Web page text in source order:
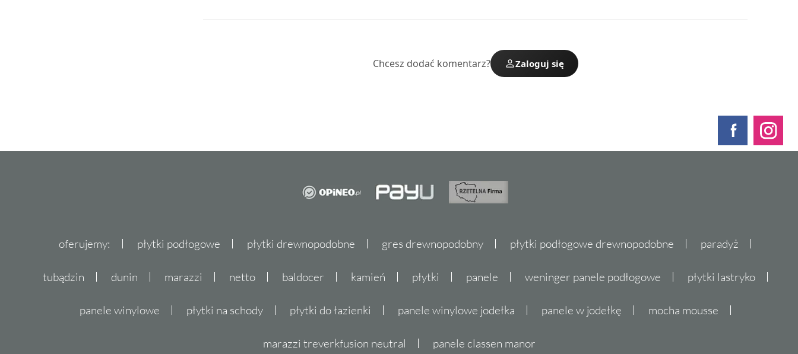
Chcesz dodać komentarz? Zaloguj się
oferujemy: płytki podłogowe płytki drewnopodobne gres drewnopodobny płytki podłogowe drewnopodobne paradyż
tubądzin dunin marazzi netto baldocer kamień płytki panele weninger panele podłogowe płytki lastryko
panele winylowe płytki na schody płytki do łazienki panele winylowe jodełka panele w jodełkę mocha mousse
marazzi treverkfusion neutral panele classen manor